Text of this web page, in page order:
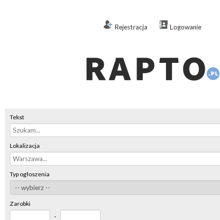
Rejestracja Logowanie
Tekst
Lokalizacja
Typ ogłoszenia
Zarobki
-